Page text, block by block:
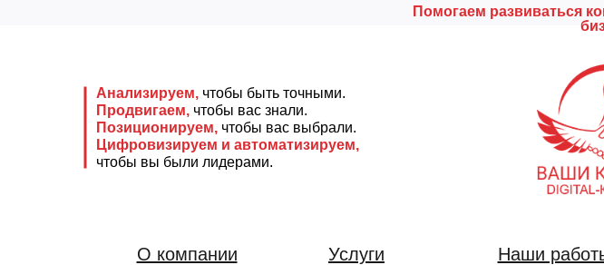
Анализируем, чтобы быть точными.
Продвигаем, чтобы вас знали.
Позиционируем, чтобы вас выбрали.
Цифровизируем и автоматизируем,
чтобы вы были лидерами.
Помогаем развиваться
О компании Наши
Услуги